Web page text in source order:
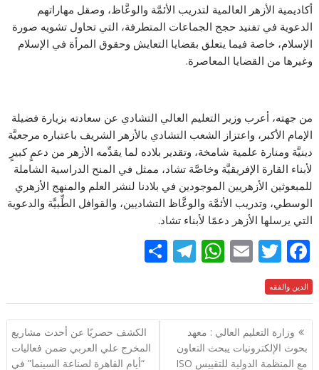
أكاديمية الأزهر العالمية لتدريب الأئمَّة والوعَّاظ، وصقل مهاراتهم
الدعوية في تفنيد حجج الجماعات المتطرفة، التي تحاول تشويه صورة
الإسلام، خاصة فيما يتعلق بقضايا التعايش وحقوق المرأة في الإسلام
وغيرها من القضايا المعاصرة.
من جهته، أعرب وزير التعليم العالي التشادي عن سعادته بزيارة فضيلة
الإمام الأكبر، واعتزاز الشعب التشادي بالأزهر الشريف باعتباره مرجعيَّة
دينيَّة ومنارة علمية شامخة، وتقدير بلاده لما يقدِّمه الأزهر من دعمٍ كبيرٍ
لأبناء القارة الإفريقيَّة وخاصَّة تشاد، ممثل في المنح الدراسية الشاملة
للمبعوثين الأزهريين الموجودين في بلادنا لنشر العلم والمنهج الأزهري
الوسطي، وتدريب الأئمَّة والوعَّاظ التشاديين، والقوافل الطِّبيَّة والدعوية
التي يرسلها الأزهر دعمًا لأبناء تشاد.
F
ac
e
b
o
T
itt
er
E
ai
l
W
at
s
A
T
e
gr
ar
e
الدين والفقه
تصفّح
المقالات
وزارة التعليم العالي : معهد
بحوث الإلكترونيات يبحث التعاون
مع المنظمة الدولية للتقييس ISO
الكشف حصريًا عن أحدث مشاريع
المخرج علي العربي ضمن فعاليات
“أيام القاهرة لصناعة السينما” في